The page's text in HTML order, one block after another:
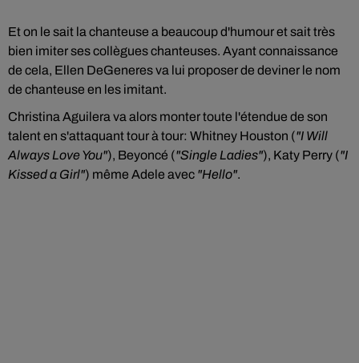
Et on le sait la chanteuse a beaucoup d'humour et sait très
bien imiter ses collègues chanteuses. Ayant connaissance
de cela, Ellen DeGeneres va lui proposer de deviner le nom
de chanteuse en les imitant.
Christina Aguilera va alors monter toute l'étendue de son
talent en s'attaquant tour à tour: Whitney Houston ("I Will
Always Love You"), Beyoncé ("Single Ladies"), Katy Perry ("I
Kissed a Girl") même Adele avec "Hello".